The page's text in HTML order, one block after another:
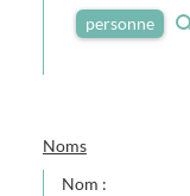
personne
Noms
Nom :